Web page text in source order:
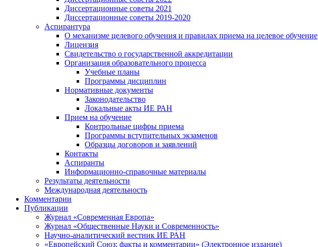
Диссертационные советы 2021
Диссертационные советы 2019-2020
Аспирантура
О механизме целевого обучения и правилах приема на целевое обучение
Лицензия
Свидетельство о государственной аккредитации
Организация образовательного процесса
Учебные планы
Программы дисциплин
Нормативные документы
Законодательство
Локальные акты ИЕ РАН
Прием на обучение
Контрольные цифры приема
Программы вступительных экзаменов
Образцы договоров и заявлений
Контакты
Аспиранты
Информационно-справочные материалы
Результаты деятельности
Международная деятельность
Комментарии
Публикации
Журнал «Современная Европа»
Журнал «Общественные Науки и Современность»
Научно-аналитический вестник ИЕ РАН
«Европейский Союз: факты и комментарии» (Электронное издание)